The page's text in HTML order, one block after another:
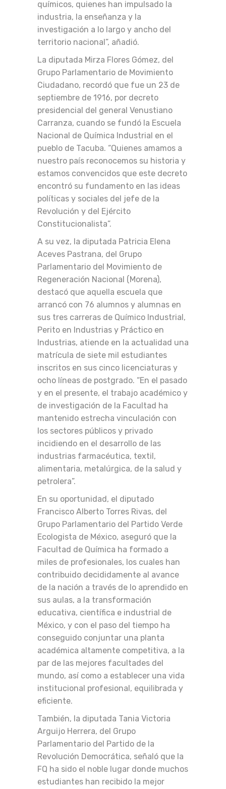
químicos, quienes han impulsado la
industria, la enseñanza y la
investigación a lo largo y ancho del
territorio nacional”, añadió.
La diputada Mirza Flores Gómez, del
Grupo Parlamentario de Movimiento
Ciudadano, recordó que fue un 23 de
septiembre de 1916, por decreto
presidencial del general Venustiano
Carranza, cuando se fundó la Escuela
Nacional de Química Industrial en el
pueblo de Tacuba. “Quienes amamos a
nuestro país reconocemos su historia y
estamos convencidos que este decreto
encontró su fundamento en las ideas
políticas y sociales del jefe de la
Revolución y del Ejército
Constitucionalista”.
A su vez, la diputada Patricia Elena
Aceves Pastrana, del Grupo
Parlamentario del Movimiento de
Regeneración Nacional (Morena),
destacó que aquella escuela que
arrancó con 76 alumnos y alumnas en
sus tres carreras de Químico Industrial,
Perito en Industrias y Práctico en
Industrias, atiende en la actualidad una
matrícula de siete mil estudiantes
inscritos en sus cinco licenciaturas y
ocho líneas de postgrado. “En el pasado
y en el presente, el trabajo académico y
de investigación de la Facultad ha
mantenido estrecha vinculación con
los sectores públicos y privado
incidiendo en el desarrollo de las
industrias farmacéutica, textil,
alimentaria, metalúrgica, de la salud y
petrolera”.
En su oportunidad, el diputado
Francisco Alberto Torres Rivas, del
Grupo Parlamentario del Partido Verde
Ecologista de México, aseguró que la
Facultad de Química ha formado a
miles de profesionales, los cuales han
contribuido decididamente al avance
de la nación a través de lo aprendido en
sus aulas, a la transformación
educativa, científica e industrial de
México, y con el paso del tiempo ha
conseguido conjuntar una planta
académica altamente competitiva, a la
par de las mejores facultades del
mundo, así como a establecer una vida
institucional profesional, equilibrada y
eficiente.
También, la diputada Tania Victoria
Arguijo Herrera, del Grupo
Parlamentario del Partido de la
Revolución Democrática, señaló que la
FQ ha sido el noble lugar donde muchos
estudiantes han recibido la mejor